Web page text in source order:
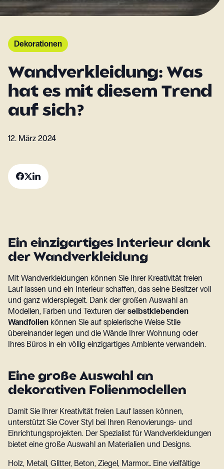
Dekorationen
Wandverkleidung: Was
hat es mit diesem Trend
auf sich?
12. März 2024
Ein einzigartiges Interieur dank
der Wandverkleidung
Mit Wandverkleidungen können Sie Ihrer Kreativität freien
Lauf lassen und ein Interieur schaffen, das seine Besitzer voll
und ganz widerspiegelt. Dank der großen Auswahl an
Modellen, Farben und Texturen derselbstklebenden
Wandfolien können Sie auf spielerische Weise Stile
übereinander legen und die Wände Ihrer Wohnung oder
Ihres Büros in ein völlig einzigartiges Ambiente verwandeln.
Eine große Auswahl an
dekorativen Folienmodellen
Damit Sie Ihrer Kreativität freien Lauf lassen können,
unterstützt Sie Cover Styl bei Ihren Renovierungs- und
Einrichtungsprojekten. Der Spezialist für Wandverkleidungen
bietet eine große Auswahl an Materialien und Designs.
Holz, Metall, Glitter, Beton, Ziegel, Marmor… Eine vielfältige